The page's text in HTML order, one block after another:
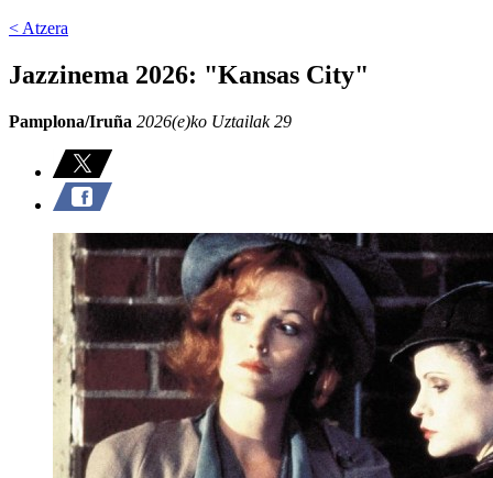
< Atzera
Jazzinema 2026: "Kansas City"
Pamplona/Iruña 2026(e)ko Uztailak 29